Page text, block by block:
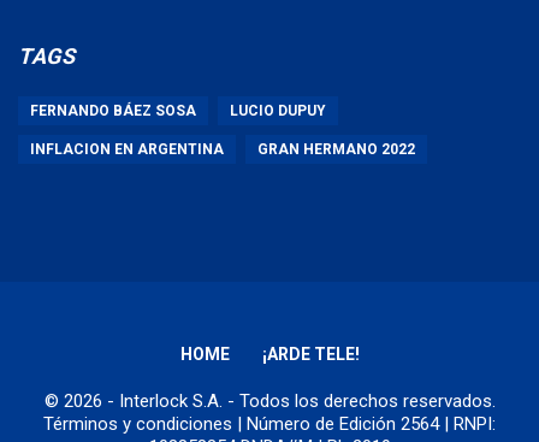
TAGS
FERNANDO BÁEZ SOSA LUCIO DUPUY
INFLACION EN ARGENTINA GRAN HERMANO 2022
HOME ¡ARDE TELE!
© 2026 - Interlock S.A. - Todos los derechos reservados.
Términos y condiciones | Número de Edición 2564 | RNPI: